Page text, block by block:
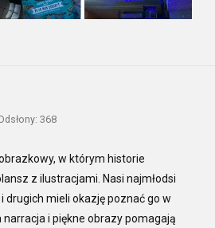
368
w którym historie
z ilustracjami. Nasi najmłodsi
drugich mieli okazję poznać go w
i piękne obrazy pomagają